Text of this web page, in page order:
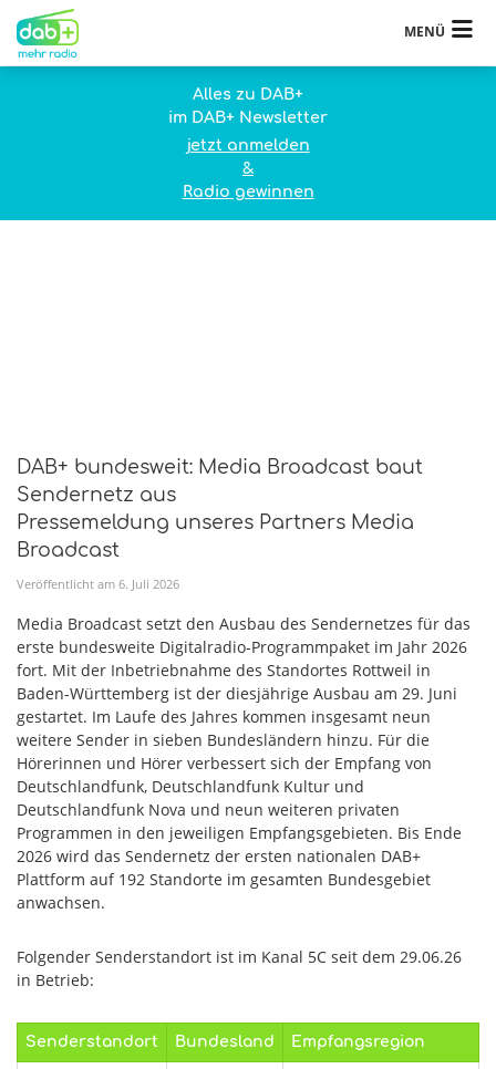
MENÜ
Alles zu DAB+
im DAB+ Newsletter
jetzt anmelden
&
Radio gewinnen
DAB+ bundesweit: Media Broadcast baut
Sendernetz aus
Pressemeldung unseres Partners Media
Broadcast
Veröffentlicht am 6. Juli 2026
Media Broadcast setzt den Ausbau des Sendernetzes für das
erste bundesweite Digitalradio-Programmpaket im Jahr 2026
fort. Mit der Inbetriebnahme des Standortes Rottweil in
Baden-Württemberg ist der diesjährige Ausbau am 29. Juni
gestartet. Im Laufe des Jahres kommen insgesamt neun
weitere Sender in sieben Bundesländern hinzu. Für die
Hörerinnen und Hörer verbessert sich der Empfang von
Deutschlandfunk, Deutschlandfunk Kultur und
Deutschlandfunk Nova und neun weiteren privaten
Programmen in den jeweiligen Empfangsgebieten. Bis Ende
2026 wird das Sendernetz der ersten nationalen DAB+
Plattform auf 192 Standorte im gesamten Bundesgebiet
anwachsen.
Folgender Senderstandort ist im Kanal 5C seit dem 29.06.26
in Betrieb:
Senderstandort Bundesland Empfangsregion